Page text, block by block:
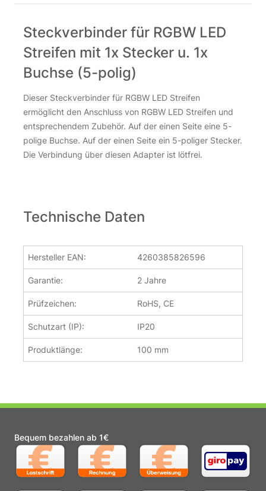
Steckverbinder für RGBW LED
Streifen mit 1x Stecker u. 1x
Buchse (5-polig)
Dieser Steckverbinder für RGBW LED Streifen
ermöglicht den Anschluss von RGBW LED Streifen und
entsprechendem Zubehör. Auf der einen Seite eine 5-
polige Buchse. Auf der einen Seite ein 5-poliger Stecker.
Die Verbindung über diesen Adapter ist lötfrei.
Technische Daten
Hersteller EAN: 4260385826596
Garantie: 2 Jahre
Prüfzeichen: RoHS, CE
Schutzart (IP): IP20
Produktlänge: 100 mm
Bequem bezahlen ab 1€